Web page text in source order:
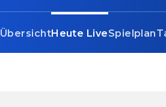
ÜbersichtHeute LiveSpielplan